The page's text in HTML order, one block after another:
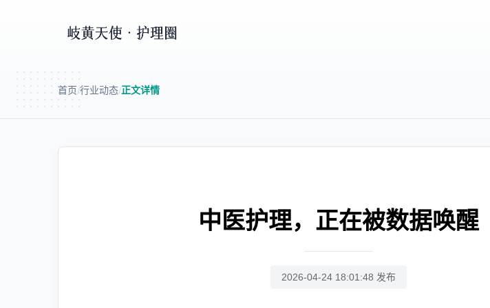
首页/行业动态/正文详情
中医护理，正在被数据唤醒
2026-04-24 18:01:48 发布